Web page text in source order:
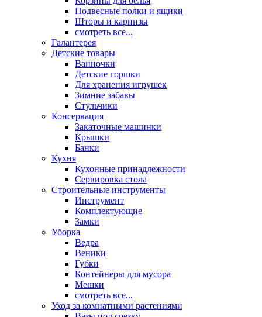
Подвесные полки и ящики
Шторы и карнизы
смотреть все...
Галантерея
Детские товары
Ванночки
Детские горшки
Для хранения игрушек
Зимние забавы
Стульчики
Консервация
Закаточные машинки
Крышки
Банки
Кухня
Кухонные принадлежности
Сервировка стола
Строительные инструменты
Инструмент
Комплектующие
Замки
Уборка
Ведра
Веники
Губки
Контейнеры для мусора
Мешки
смотреть все...
Уход за комнатными растениями